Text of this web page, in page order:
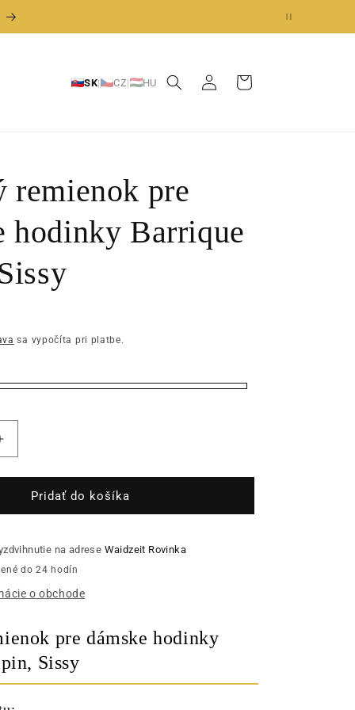
SK| CZ| HU Košík
remienok pre
hodinky Barrique
sa vypočíta pri platbe.
Zvýšiť
Kožený
hodinky
Pridať do košíka
na adrese Waidzeit Rovinka
do 24 hodín
o obchode
pre dámske hodinky
Sissy